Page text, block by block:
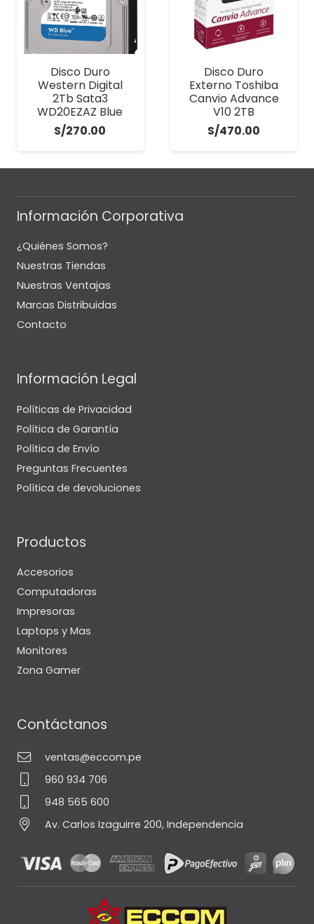
Disco Duro
Western Digital
2Tb Sata3
WD20EZAZ Blue
S/270.00
Disco Duro
Externo Toshiba
Canvio Advance
V10 2TB
S/470.00
Información Corporativa
¿Quiénes Somos?
Nuestras Tiendas
Nuestras Ventajas
Marcas Distribuidas
Contacto
Información Legal
Políticas de Privacidad
Política de Garantía
Política de Envío
Preguntas Frecuentes
Política de devoluciones
Productos
Accesorios
Computadoras
Impresoras
Laptops y Mas
Monitores
Zona Gamer
Contáctanos
ventas@eccom.pe
960 934 706
948 565 600
Av. Carlos Izaguirre 200, Independencia